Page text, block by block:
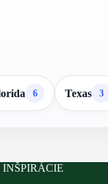
6 Texas 3
INŠPIRÁCIE